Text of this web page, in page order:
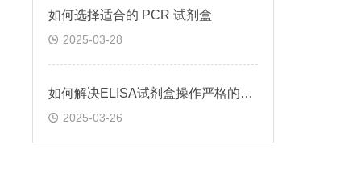
如何选择适合的 PCR 试剂盒
2025-03-28
如何解决ELISA试剂盒操作严格的问题
2025-03-26